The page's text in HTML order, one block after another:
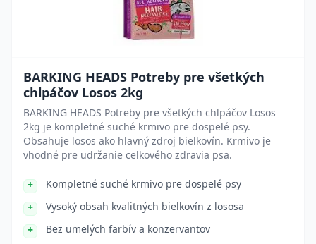
BARKING HEADS Potreby pre všetkých
chlpáčov Losos 2kg
BARKING HEADS Potreby pre všetkých chlpáčov Losos
2kg je kompletné suché krmivo pre dospelé psy.
Obsahuje losos ako hlavný zdroj bielkovín. Krmivo je
vhodné pre udržanie celkového zdravia psa.
Kompletné suché krmivo pre dospelé psy
Vysoký obsah kvalitných bielkovín z lososa
Bez umelých farbív a konzervantov